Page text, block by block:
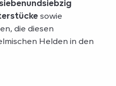
siebenundsiebzig
sowie
die diesen
Helden in den